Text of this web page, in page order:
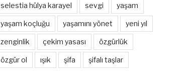
selestia hülya karayel sevgi yaşam
yaşam koçluğu yaşamını yönet yeni yıl
zenginlik çekim yasası özgürlük
özgür ol ışık şifa şifalı taşlar